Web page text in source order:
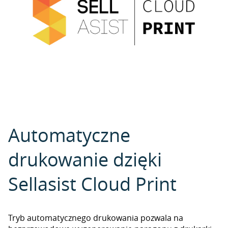
Automatyczne
drukowanie dzięki
Sellasist Cloud Print
Tryb automatycznego drukowania pozwala na